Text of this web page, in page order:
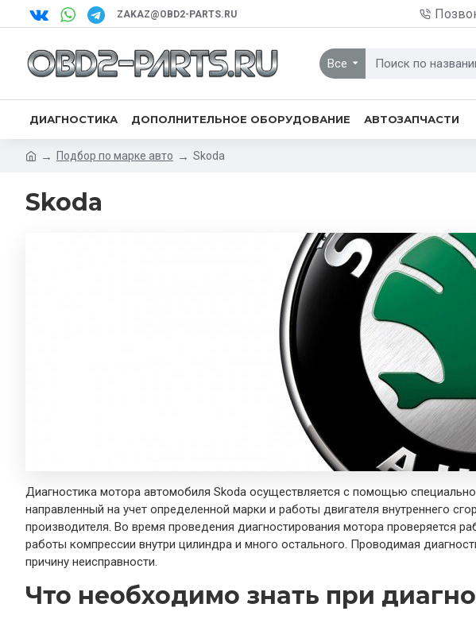
ZAKAZ@OBD2-PARTS.RU
Все
ДИАГНОСТИКА ДОПОЛНИТЕЛЬНОЕ ОБОРУДОВАНИЕ АВТОЗАПЧАСТИ
Подбор по марке авто Skoda
Skoda
Диагностика мотора автомобиля Skoda осуществляется с помощью
направленный на учет определенной марки и работы двигателя внутреннего
производителя. Во время проведения диагностирования мотора проверяется
работы компрессии внутри цилиндра и много остального. Проводимая
причину неисправности.
Что необходимо знать при